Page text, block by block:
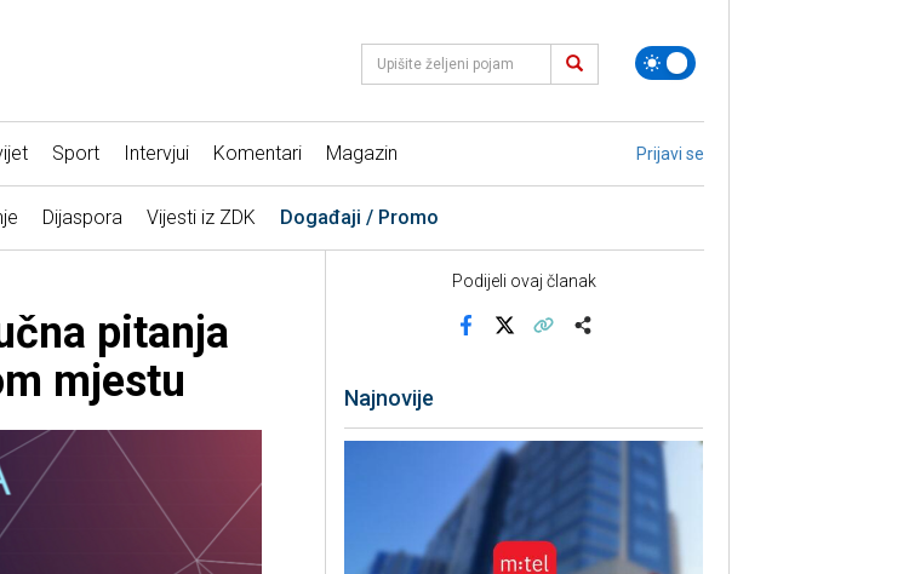
Sport Intervjui Komentari Magazin Prijavi se
Dijaspora Vijesti iz ZDK Događaji / Promo
pitanja
mjestu
Podijeli ovaj članak
Najnovije